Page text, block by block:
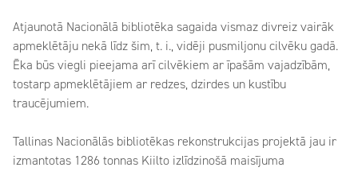
Atjaunotā Nacionālā bibliotēka sagaida vismaz divreiz vairāk
apmeklētāju nekā līdz šim, t. i., vidēji pusmiljonu cilvēku gadā.
Ēka būs viegli pieejama arī cilvēkiem ar īpašām vajadzībām,
tostarp apmeklētājiem ar redzes, dzirdes un kustību
traucējumiem.
Tallinas Nacionālās bibliotēkas rekonstrukcijas projektā jau ir
izmantotas 1286 tonnas Kiilto izlīdzinošā maisījuma